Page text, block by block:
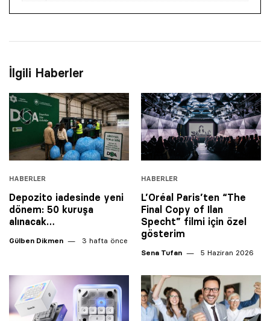
İlgili Haberler
HABERLER
Depozito iadesinde yeni
dönem: 50 kuruşa
alınacak…
Gülben Dikmen 3 hafta önce
HABERLER
L’Oréal Paris’ten “The
Final Copy of Ilan
Specht” filmi için özel
gösterim
Sena Tufan 5 Haziran 2026